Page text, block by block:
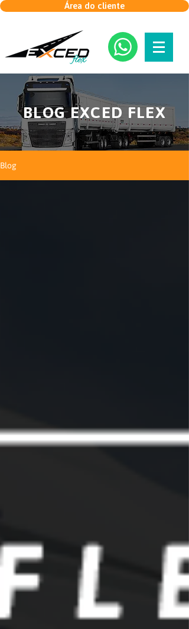
Área do cliente
BLOG EXCED FLEX
Blog